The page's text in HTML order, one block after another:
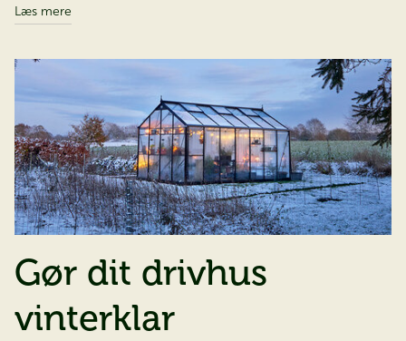
Læs mere
Gør dit drivhus
vinterklar